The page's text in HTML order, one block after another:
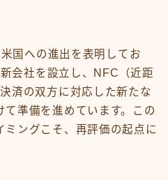
国への進出を表明してお
会社を設立し、NFC（近距
済の双方に対応した新たな
準備を進めています。この
ミングこそ、再評価の起点に